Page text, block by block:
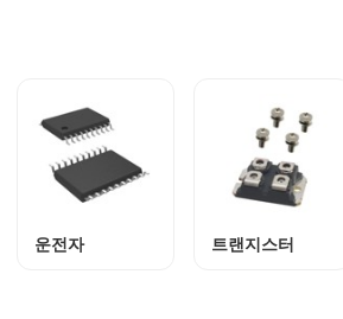
운전자 트랜지스터